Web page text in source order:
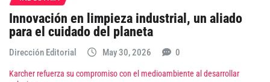
Innovación en limpieza industrial, un aliado
para el cuidado del planeta
Dirección Editorial May 30, 2026 0
Karcher refuerza su compromiso con el medioambiente al desarrollar